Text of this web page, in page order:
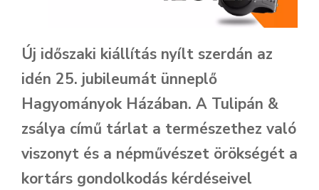
Új időszaki kiállítás nyílt szerdán az
idén 25. jubileumát ünneplő
Hagyományok Házában. A Tulipán &
zsálya című tárlat a természethez való
viszonyt és a népművészet örökségét a
kortárs gondolkodás kérdéseivel